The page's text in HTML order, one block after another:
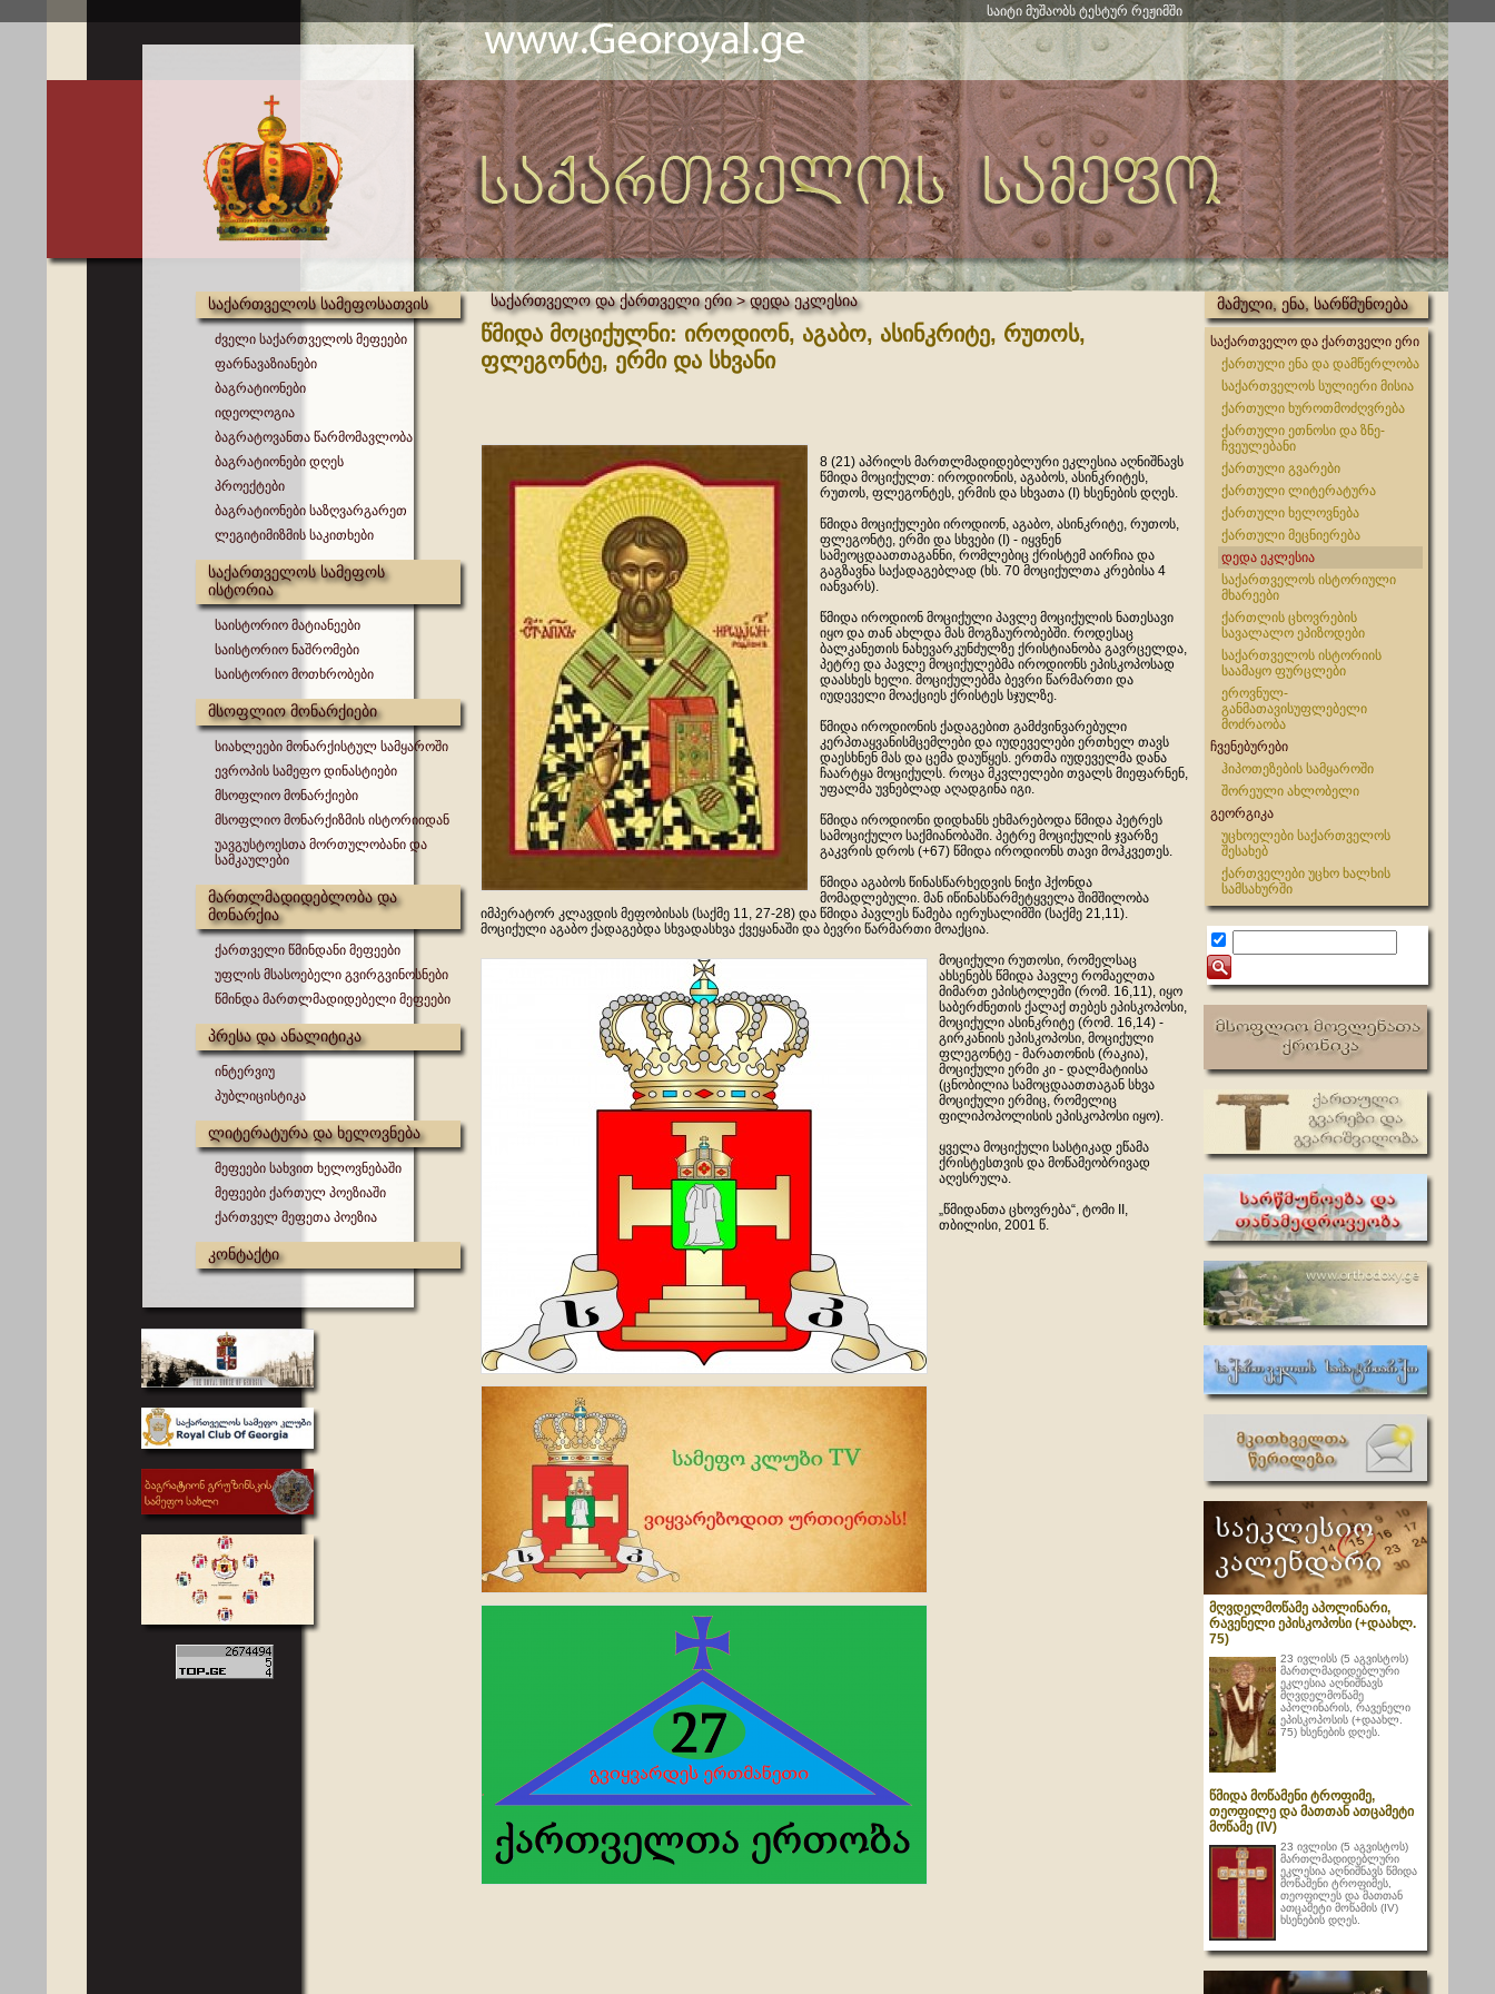
საიტი მუშაობს ტესტურ რეჟიმში
საქართველოს სამეფოსათვის
ძველი საქართველოს მეფეები
ფარნავაზიანები
ბაგრატიონები
იდეოლოგია
ბაგრატოვანთა წარმომავლობა
ბაგრატიონები დღეს
პროექტები
ბაგრატიონები საზღვარგარეთ
ლეგიტიმიზმის საკითხები
საქართველოს სამეფოს
ისტორია
საისტორიო მატიანეები
საისტორიო ნაშრომები
საისტორიო მოთხრობები
მსოფლიო მონარქიები
სიახლეები მონარქისტულ სამყაროში
ევროპის სამეფო დინასტიები
მსოფლიო მონარქიები
მსოფლიო მონარქიზმის ისტორიიდან
უავგუსტოესთა მორთულობანი და
სამკაულები
მართლმადიდებლობა და
მონარქია
ქართველი წმინდანი მეფეები
უფლის მსასოებელი გვირგვინოსნები
წმინდა მართლმადიდებელი მეფეები
პრესა და ანალიტიკა
ინტერვიუ
პუბლიცისტიკა
ლიტერატურა და ხელოვნება
მეფეები სახვით ხელოვნებაში
მეფეები ქართულ პოეზიაში
ქართველ მეფეთა პოეზია
კონტაქტი
საქართველო და ქართველი ერი > დედა ეკლესია
წმიდა მოციქულნი: იროდიონ, აგაბო, ასინკრიტე, რუთოს,
ფლეგონტე, ერმი და სხვანი
8 (21) აპრილს მართლმადიდებლური ეკლესია აღნიშნავს
წმიდა მოციქულთ: იროდიონის, აგაბოს, ასინკრიტეს,
რუთოს, ფლეგონტეს, ერმის და სხვათა (I) ხსენების დღეს.
წმიდა მოციქულები იროდიონ, აგაბო, ასინკრიტე, რუთოს,
ფლეგონტე, ერმი და სხვები (I) - იყვნენ
სამეოცდაათთაგანნი, რომლებიც ქრისტემ აირჩია და
გაგზავნა საქადაგებლად (ხს. 70 მოციქულთა კრებისა 4
იანვარს).
წმიდა იროდიონ მოციქული პავლე მოციქულის ნათესავი
იყო და თან ახლდა მას მოგზაურობებში. როდესაც
ბალკანეთის ნახევარკუნძულზე ქრისტიანობა გავრცელდა,
პეტრე და პავლე მოციქულებმა იროდიონს ეპისკოპოსად
დაასხეს ხელი. მოციქულებმა ბევრი წარმართი და
იუდეველი მოაქციეს ქრისტეს სჯულზე.
წმიდა იროდიონის ქადაგებით გამძვინვარებული
კერპთაყვანისმცემლები და იუდეველები ერთხელ თავს
დაესხნენ მას და ცემა დაუწყეს. ერთმა იუდეველმა დანა
ჩაარტყა მოციქულს. როცა მკვლელები თვალს მიეფარნენ,
უფალმა უვნებლად აღადგინა იგი.
წმიდა იროდიონი დიდხანს ეხმარებოდა წმიდა პეტრეს
სამოციქულო საქმიანობაში. პეტრე მოციქულის ჯვარზე
გაკვრის დროს (+67) წმიდა იროდიონს თავი მოჰკვეთეს.
წმიდა აგაბოს წინასწარხედვის ნიჭი ჰქონდა
მომადლებული. მან იწინასწარმეტყველა შიმშილობა
იმპერატორ კლავდის მეფობისას (საქმე 11, 27-28) და წმიდა პავლეს წამება იერუსალიმში (საქმე 21,11).
მოციქული აგაბო ქადაგებდა სხვადასხვა ქვეყანაში და ბევრი წარმართი მოაქცია.
მოციქული რუთოსი, რომელსაც
ახსენებს წმიდა პავლე რომაელთა
მიმართ ეპისტოლეში (რომ. 16,11), იყო
საბერძნეთის ქალაქ თებეს ეპისკოპოსი,
მოციქული ასინკრიტე (რომ. 16,14) -
გირკანიის ეპისკოპოსი, მოციქული
ფლეგონტე - მარათონის (რაკია),
მოციქული ერმი კი - დალმატიისა
(ცნობილია სამოცდაათთაგან სხვა
მოციქული ერმიც, რომელიც
ფილიპოპოლისის ეპისკოპოსი იყო).
ყველა მოციქული სასტიკად ეწამა
ქრისტესთვის და მოწამეობრივად
აღესრულა.
„წმიდანთა ცხოვრება“, ტომი II,
თბილისი, 2001 წ.
მამული, ენა, სარწმუნოება
საქართველო და ქართველი ერი
ქართული ენა და დამწერლობა
საქართველოს სულიერი მისია
ქართული ხუროთმოძღვრება
ქართული ეთნოსი და ზნე-
ჩვეულებანი
ქართული გვარები
ქართული ლიტერატურა
ქართული ხელოვნება
ქართული მეცნიერება
დედა ეკლესია
საქართველოს ისტორიული
მხარეები
ქართლის ცხოვრების
სავალალო ეპიზოდები
საქართველოს ისტორიის
საამაყო ფურცლები
ეროვნულ-
განმათავისუფლებელი
მოძრაობა
ჩვენებურები
ჰიპოთეზების სამყაროში
შორეული ახლობელი
გეორგიკა
უცხოელები საქართველოს
შესახებ
ქართველები უცხო ხალხის
სამსახურში
მღვდელმოწამე აპოლინარი,
რავენელი ეპისკოპოსი (+დაახლ.
75)
23 ივლისს (5 აგვისტოს)
მართლმადიდებლური
ეკლესია აღნიშნავს
მღვდელმოწამე
აპოლინარის, რავენელი
ეპისკოპოსის (+დაახლ.
75) ხსენების დღეს.
წმიდა მოწამენი ტროფიმე,
თეოფილე და მათთან ათცამეტი
მოწამე (IV)
23 ივლისი (5 აგვისტოს)
მართლმადიდებლური
ეკლესია აღნიშნავს წმიდა
მოწამენი ტროფიმეს,
თეოფილეს და მათთან
ათცამეტი მოწამის (IV)
ხსენების დღეს.